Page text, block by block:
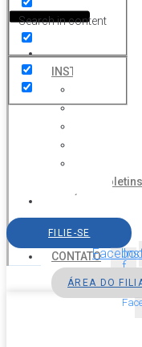
Search in content
HOME
INSTITUCIONAL
Boletins
SERVIÇOS
AGENDA
CONTATO
FILIE-SE
f
ÁREA DO